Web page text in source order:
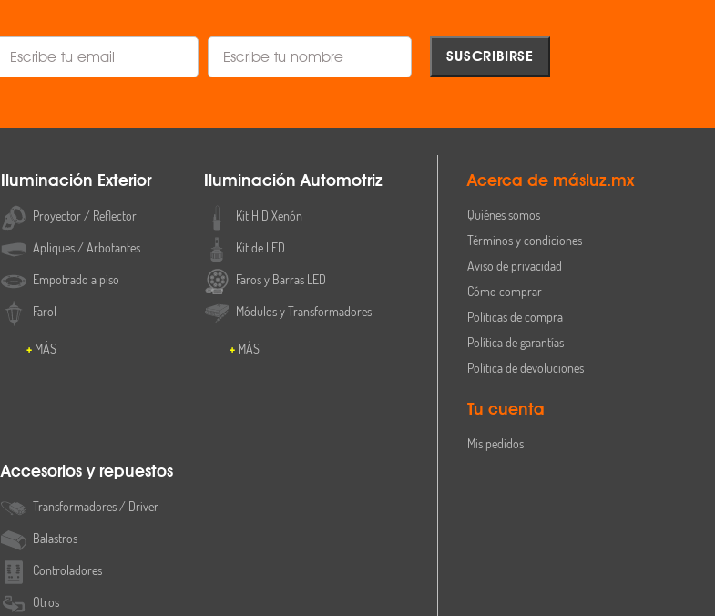
Iluminación Exterior
Proyector / Reflector
Apliques / Arbotantes
Empotrado a piso
Farol
MÁS
Iluminación Automotriz
Kit HID Xenón
Kit de LED
Faros y Barras LED
Módulos y Transformadores
MÁS
Accesorios y repuestos
Transformadores / Driver
Balastros
Controladores
Otros
Acerca de másluz.mx
Quiénes somos
Términos y condiciones
Aviso de privacidad
Cómo comprar
Políticas de compra
Política de garantías
Política de devoluciones
Tu cuenta
Mis pedidos